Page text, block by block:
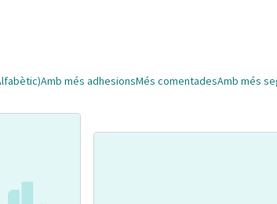
Amb més adhesionsMés comentadesAmb més